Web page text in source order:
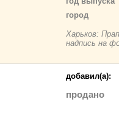
город
Харьков:
надпись на
добавил(a):
продано